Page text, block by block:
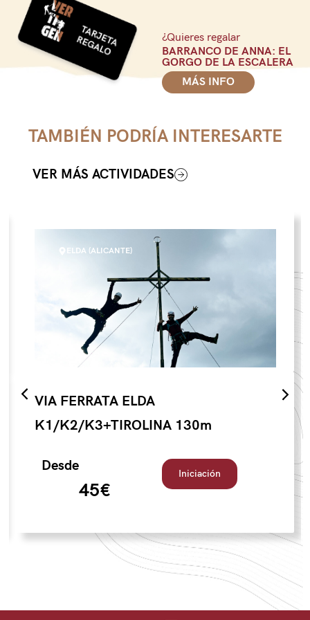
¿Quieres regalar
BARRANCO DE ANNA: EL
GORGO DE LA ESCALERA
MÁS INFO
TAMBIÉN PODRÍA INTERESARTE
VER MÁS ACTIVIDADES
ELDA (ALICANTE)
VIA FERRATA ELDA
K1/K2/K3+TIROLINA 130m
Desde
45€
Iniciación